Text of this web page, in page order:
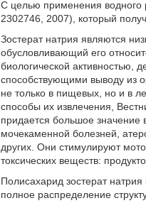
С целью применения водного
2302746, 2007), который
Зостерат натрия являются
обусловливающий его
биологической активностью,
способствующими выводу из
не только в пищевых, но и в
способы их извлечения,
придается большое значение
мочекаменной болезней,
других. Они стимулируют
токсических веществ:
Полисахарид зостерат
полное распределение